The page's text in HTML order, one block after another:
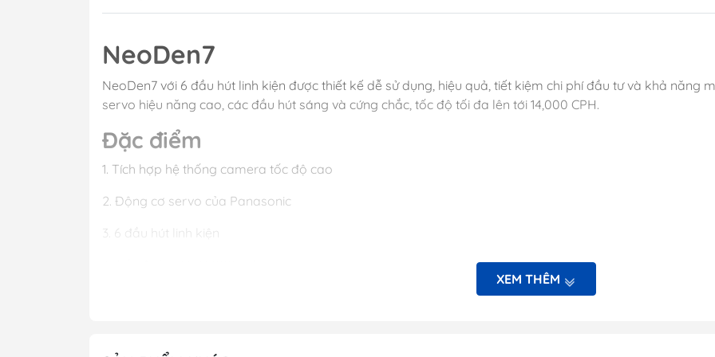
Seamark ZM
Hanwha Precision
Machinery
minh
NeoDen7
NeoDen7 với 6 đầu hút linh kiện được thiết kế dễ sử dụng, hiệu quả, tiết kiệm chi phí đầu tư và khả năng
servo hiệu năng cao, các đầu hút sáng và cứng chắc, tốc độ tối đa lên tới 14,000 CPH.
Đặc điểm
1. Tích hợp hệ thống camera tốc độ cao
2. Động cơ servo của Panasonic
3. 6 đầu hút linh kiện
5. Giao diện điều khiển GUI (graphical user interface) xây dựng trên nền Windows®-cho phép lập trình gia
XEM THÊM